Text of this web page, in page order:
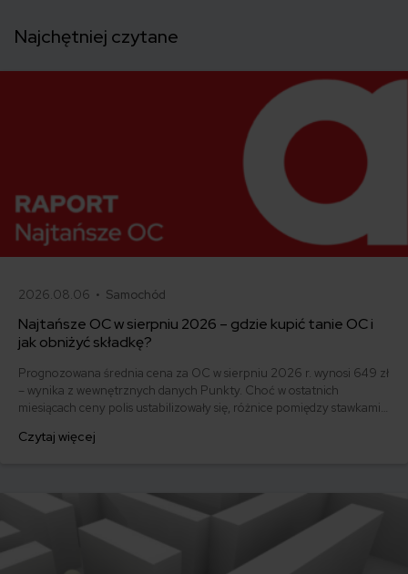
Najchętniej czytane
2026.08.06 • Samochód
Najtańsze OC w sierpniu 2026 – gdzie kupić tanie OC i
jak obniżyć składkę?
Prognozowana średnia cena za OC w sierpniu 2026 r. wynosi 649 zł
– wynika z wewnętrznych danych Punkty. Choć w ostatnich
miesiącach ceny polis ustabilizowały się, różnice pomiędzy stawkami
500 zł, inni – powyżej 1500 zł. Gdzie znaleźć najtańsze OC w Polsce
Czytaj więcej